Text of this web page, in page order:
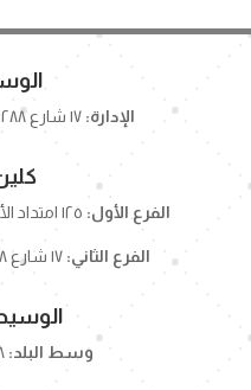
الإدارة:
الفرع الأول:
الفرع الثاني:
وسط البلد: ٨ شارع عماد الدين